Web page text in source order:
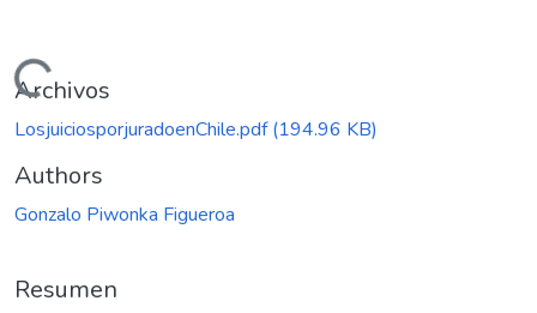
Cargando...
Archivos
LosjuiciosporjuradoenChile.pdf(194.96 KB)
Authors
Gonzalo Piwonka Figueroa
Resumen